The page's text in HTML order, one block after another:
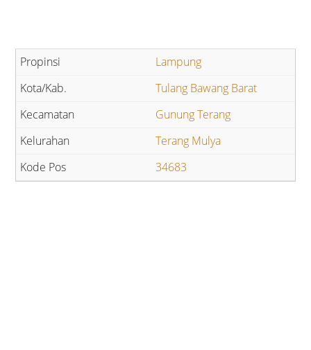
Lampung
Tulang Bawang Barat
Gunung Terang
Terang Mulya
34683